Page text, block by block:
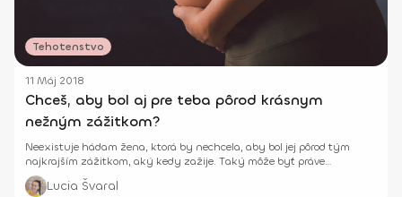
Tehotenstvo
11 Máj 2018
Chceš, aby bol aj pre teba pôrod krásnym
nežným zážitkom?
Neexistuje hádam žena, ktorá by nechcela, aby bol jej pôrod tým
najkrajším zážitkom, aký kedy zažije. Taký môže byť práve
hypnopôrod. Je menej bolestivý, nežný, krajší.
Lucia Švaral